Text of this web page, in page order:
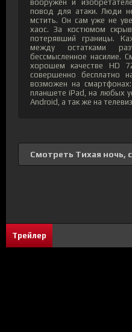
вооружён и
повод для атаки. Люди
мстить. Он сам уже не
хаос. За костюмом
потерявший границы.
между остатками
бессмысленное насилие.
хорошем качестве HD
совершенно бесплатно
возможен на
планшете iPad, на любых
Android, а так же на
Смотреть Тихая ночь,
Трейлер